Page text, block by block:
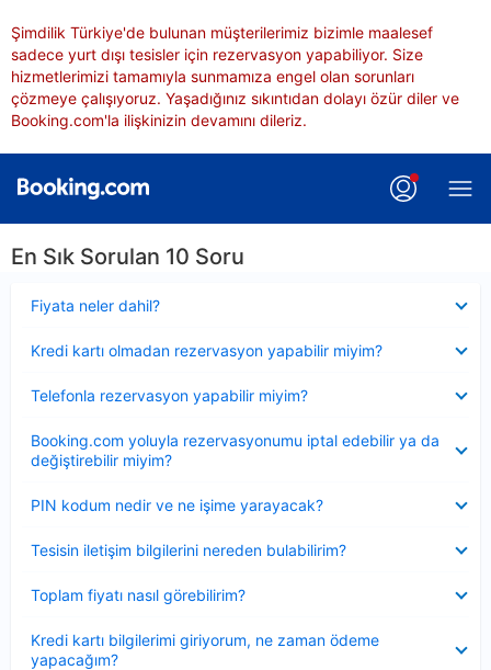
Şimdilik Türkiye'de bulunan müşterilerimiz bizimle maalesef
sadece yurt dışı tesisler için rezervasyon yapabiliyor. Size
hizmetlerimizi tamamıyla sunmamıza engel olan sorunları
çözmeye çalışıyoruz. Yaşadığınız sıkıntıdan dolayı özür diler ve
Booking.com'la ilişkinizin devamını dileriz.
En Sık Sorulan 10 Soru
Fiyata neler dahil?
Kredi kartı olmadan rezervasyon yapabilir miyim?
Telefonla rezervasyon yapabilir miyim?
Booking.com yoluyla rezervasyonumu iptal edebilir ya da
değiştirebilir miyim?
PIN kodum nedir ve ne işime yarayacak?
Tesisin iletişim bilgilerini nereden bulabilirim?
Toplam fiyatı nasıl görebilirim?
Kredi kartı bilgilerimi giriyorum, ne zaman ödeme
yapacağım?